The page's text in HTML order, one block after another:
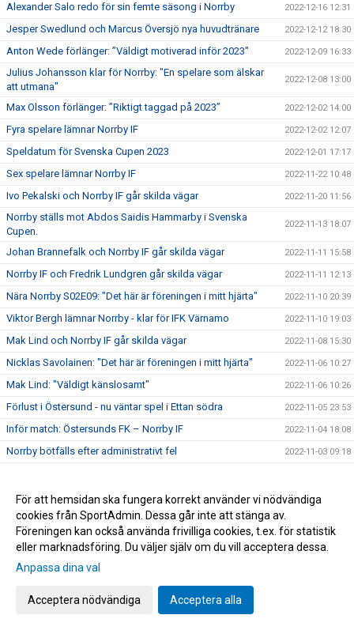
Alexander Salo redo för sin femte säsong i Norrby 2022-12-16 12:31
Jesper Swedlund och Marcus Översjö nya huvudtränare 2022-12-12 18:30
Anton Wede förlänger: ”Väldigt motiverad inför 2023" 2022-12-09 16:33
Julius Johansson klar för Norrby: "En spelare som älskar
att utmana"
2022-12-08 13:00
Max Olsson förlänger: ”Riktigt taggad på 2023” 2022-12-02 14:00
Fyra spelare lämnar Norrby IF 2022-12-02 12:07
Speldatum för Svenska Cupen 2023 2022-12-01 17:17
Sex spelare lämnar Norrby IF 2022-11-22 10:48
Ivo Pekalski och Norrby IF går skilda vägar 2022-11-20 11:56
Norrby ställs mot Abdos Saidis Hammarby i Svenska
Cupen.
2022-11-13 18:07
Johan Brannefalk och Norrby IF går skilda vägar 2022-11-11 15:58
Norrby IF och Fredrik Lundgren går skilda vägar 2022-11-11 12:13
Nära Norrby S02E09: "Det här är föreningen i mitt hjärta" 2022-11-10 20:39
Viktor Bergh lämnar Norrby - klar för IFK Värnamo 2022-11-10 19:03
Mak Lind och Norrby IF går skilda vägar 2022-11-08 15:30
Nicklas Savolainen: "Det här är föreningen i mitt hjärta" 2022-11-06 10:27
Mak Lind: "Väldigt känslosamt" 2022-11-06 10:26
Förlust i Östersund - nu väntar spel i Ettan södra 2022-11-05 23:53
Inför match: Östersunds FK – Norrby IF 2022-11-04 18:08
Norrby bötfälls efter administrativt fel 2022-11-03 09:18
Norrby tog tre viktiga poäng hemma mot Öster 2022-10-29 17:05
Inför match: Norrby IF – Östers IF 2022-10-28 16:20
Nära Norrby S02E08: "Tror inte han har så fina handleder" 2022-10-28 11:02
TV: Presskonferens efter J-Södra – Norrby
Salo: " Vi har ju några fina minnen från Stadsparksvallen
För att hemsidan ska fungera korrekt använder vi nödvändiga
cookies från SportAdmin. Dessa går inte att stänga av.
Föreningen kan också använda frivilliga cookies, t.ex. för statistik
eller marknadsföring. Du väljer själv om du vill acceptera dessa.
Anpassa dina val
Acceptera nödvändiga Acceptera alla